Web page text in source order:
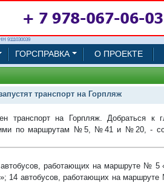
9111030039
ГОРСПРАВКА О ПРОЕКТЕ
транспорт на Горпляж
транспорт на Горпляж. Добраться к
по маршрутам №5, №41 и №20, -
работающих на маршруте № 5
14 автобусов, работающих на маршруте